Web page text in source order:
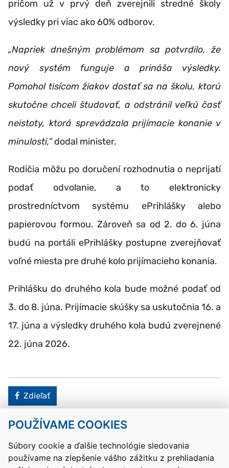
POUŽÍVAME COOKIES
Súbory cookie a ďalšie technológie sledovania
používame na zlepšenie vášho zážitku z prehliadania
pričom už v prvý deň zverejnili stredné školy
výsledky pri viac ako 60% odborov.
„Napriek dnešným problémom sa potvrdilo, že
nový systém funguje a prináša výsledky.
Pomohol tisícom žiakov dostať sa na školu, ktorú
skutočne chceli študovať, a odstránil veľkú časť
neistoty, ktorá sprevádzala prijímacie konanie v
minulosti,“dodal minister.
Rodičia môžu po doručení rozhodnutia o neprijatí
podať odvolanie, a to elektronicky
prostredníctvom systému ePrihlášky alebo
papierovou formou. Zároveň sa od 2. do 6. júna
budú na portáli ePrihlášky postupne zverejňovať
voľné miesta pre druhé kolo prijímacieho konania.
Prihlášku do druhého kola bude možné podať od
3. do 8. júna. Prijímacie skúšky sa uskutočnia 16. a
17. júna a výsledky druhého kola budú zverejnené
22. júna 2026.
Facebook
Zdieľať
Kontakty Mapa stránky RSS
Vyhlásenie o prístupnosti